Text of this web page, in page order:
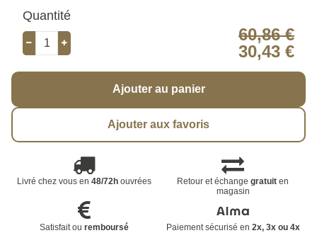
Quantité
60,86 €
30,43 €
Ajouter au panier
Ajouter aux favoris
Livré chez vous en 48/72houvrées Retour et échangegratuit en
magasin
Satisfait ou remboursé Paiement sécurisé en 2x, 3x ou 4x